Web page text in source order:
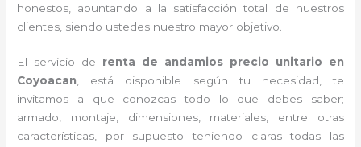
honestos, apuntando a la satisfacción total de nuestros
clientes, siendo ustedes nuestro mayor objetivo.
El servicio de renta de andamios precio unitario en
Coyoacan, está disponible según tu necesidad, te
invitamos a que conozcas todo lo que debes saber;
armado, montaje, dimensiones, materiales, entre otras
características, por supuesto teniendo claras todas las